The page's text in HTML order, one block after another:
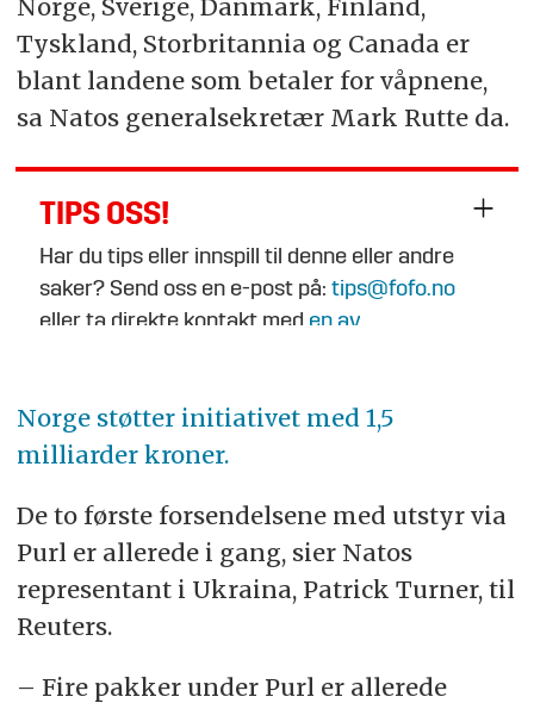
Norge, Sverige, Danmark, Finland,
Tyskland, Storbritannia og Canada er
blant landene som betaler for våpnene,
sa Natos generalsekretær Mark Rutte da.
TIPS OSS!
Har du tips eller innspill til denne eller andre
saker? Send oss en e-post på:tips@fofo.no
eller ta direkte kontakt med en av
Norge støtter initiativet med 1,5
milliarder kroner.
De to første forsendelsene med utstyr via
Purl er allerede i gang, sier Natos
representant i Ukraina, Patrick Turner, til
Reuters.
– Fire pakker under Purl er allerede